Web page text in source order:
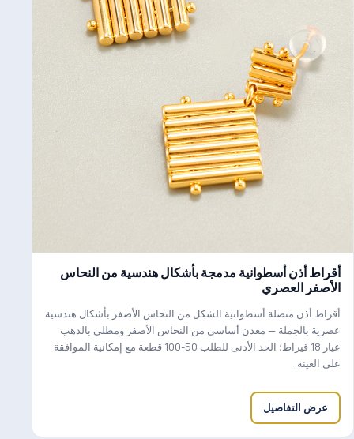
أقراط أذن أسطوانية مدمجة بأشكال هندسية من النحاس
الأصفر العصري
أقراط أذن متصلة أسطوانية الشكل من النحاس الأصفر بأشكال هندسية
عصرية بالجملة — معدن أساسي من النحاس الأصفر ومطلي بالذهب
عيار 18 قيراط؛ الحد الأدنى للطلب 50-100 قطعة مع إمكانية الموافقة
على العينة.
عرض التفاصيل